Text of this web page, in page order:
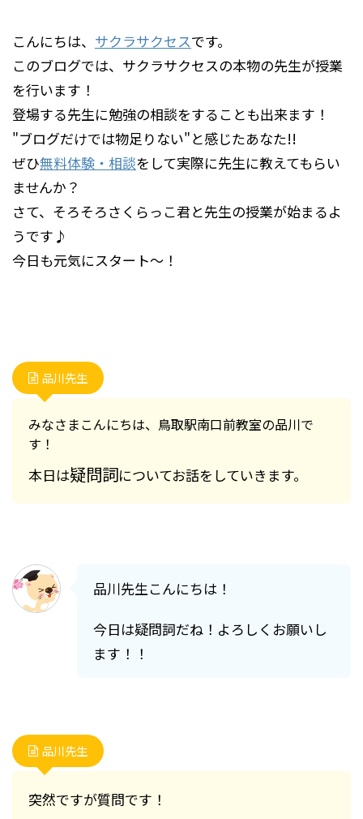
こんにちは、 サクラサクセスです。
このブログでは、サクラサクセスの本物の先生が授業
を行います！
登場する先生に勉強の相談をすることも出来ます！
"ブログだけでは物足りない"と感じたあなた!!
ぜひ無料体験・相談をして実際に先生に教えてもらい
ませんか？
さて、そろそろさくらっこ君と先生の授業が始まるよ
うです♪
今日も元気にスタート～！
品川先生
みなさまこんにちは、鳥取駅南口前教室の品川で
す！
本日は疑問詞についてお話をしていきます。
品川先生こんにちは！
今日は疑問詞だね！よろしくお願いし
ます！！
品川先生
突然ですが質問です！